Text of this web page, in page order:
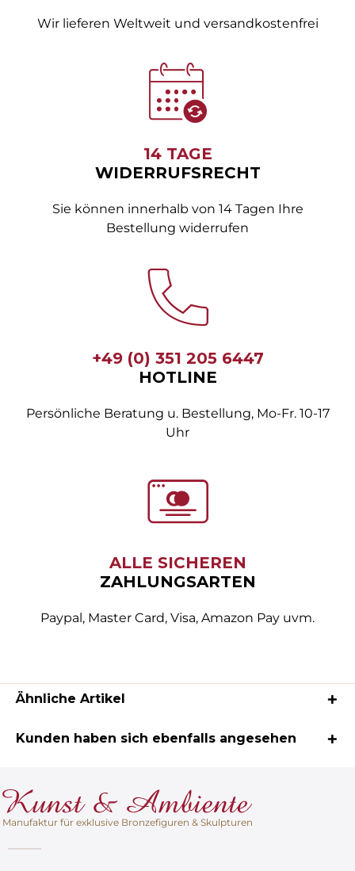
Wir lieferen Weltweit und versandkostenfrei
14 TAGE
WIDERRUFSRECHT
Sie können innerhalb von 14 Tagen Ihre
Bestellung widerrufen
+49 (0) 351 205 6447
HOTLINE
Persönliche Beratung u. Bestellung, Mo-Fr. 10-17
Uhr
ALLE SICHEREN
ZAHLUNGSARTEN
Paypal, Master Card, Visa, Amazon Pay uvm.
Ähnliche Artikel
Kunden haben sich ebenfalls angesehen
Manufaktur für exklusive Bronzefiguren & Skulpturen